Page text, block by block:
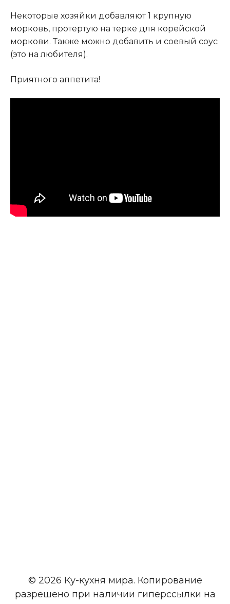
Некоторые хозяйки добавляют 1 крупную
морковь, протертую на терке для корейской
моркови. Также можно добавить и соевый соус
(это на любителя).
Приятного аппетита!
© 2026 Ку-кухня мира. Копирование
разрешено при наличии гиперссылки на